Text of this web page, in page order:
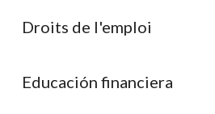
Droits de l'emploi
Educación financiera